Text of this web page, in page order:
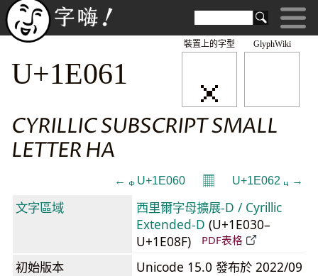
GlyphWiki
𞁡
裝置上的字型
U+1E061
CYRILLIC SUBSCRIPT SMALL
LETTER HA
← 𞁠 U+1E060 𝄜 U+1E062 𞁢 →
文字區域
西里爾字母擴展-D / Cyrillic
Extended-D (U+1E030–
U+1E08F)
PDF表格
初始版本
Unicode 15.0 發布於 2022/09